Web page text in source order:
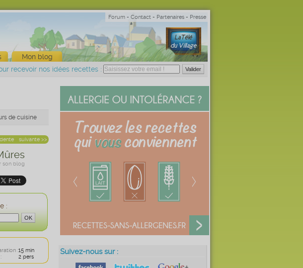
Forum - Contact - Partenaires - Presse
Mon blog
recevoir nos idées recettes :
Suivez-nous sur :
de cuisine
suivante >>
son blog
:
:15 min
2 pers